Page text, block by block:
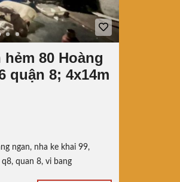
80 Hoàng
quận 8; 4x14m
ngan, nha ke khai 99,
q8, quan 8, vi bang